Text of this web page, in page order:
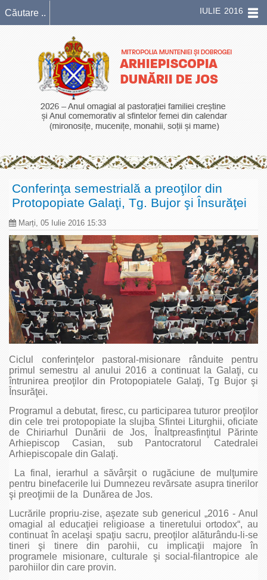
IULIE 2016
Conferinţa semestrială a preoţilor din
Protopopiate Galaţi, Tg. Bujor şi Însurăţei
Marți, 05 Iulie 2016 15:33
Ciclul conferinţelor pastoral-misionare rânduite pentru
primul semestru al anului 2016 a continuat la Galaţi, cu
întrunirea preoţilor din Protopopiatele Galaţi, Tg Bujor şi
Însurăţei.
Programul a debutat, firesc, cu participarea tuturor preoţilor
din cele trei protopopiate la slujba Sfintei Liturghii, oficiate
de Chiriarhul Dunării de Jos, Înaltpreasfinţitul Părinte
Arhiepiscop Casian, sub Pantocratorul Catedralei
Arhiepiscopale din Galaţi.
La final, ierarhul a săvârşit o rugăciune de mulţumire
pentru binefacerile lui Dumnezeu revărsate asupra tinerilor
şi preoţimii de la Dunărea de Jos.
Lucrările propriu-zise, aşezate sub genericul „2016 - Anul
omagial al educaţiei religioase a tineretului ortodox“, au
continuat în acelaşi spaţiu sacru, preoţilor alăturându-li-se
tineri şi tinere din parohii, cu implicaţii majore în
programele misionare, culturale şi social-filantropice ale
parohiilor din care provin.